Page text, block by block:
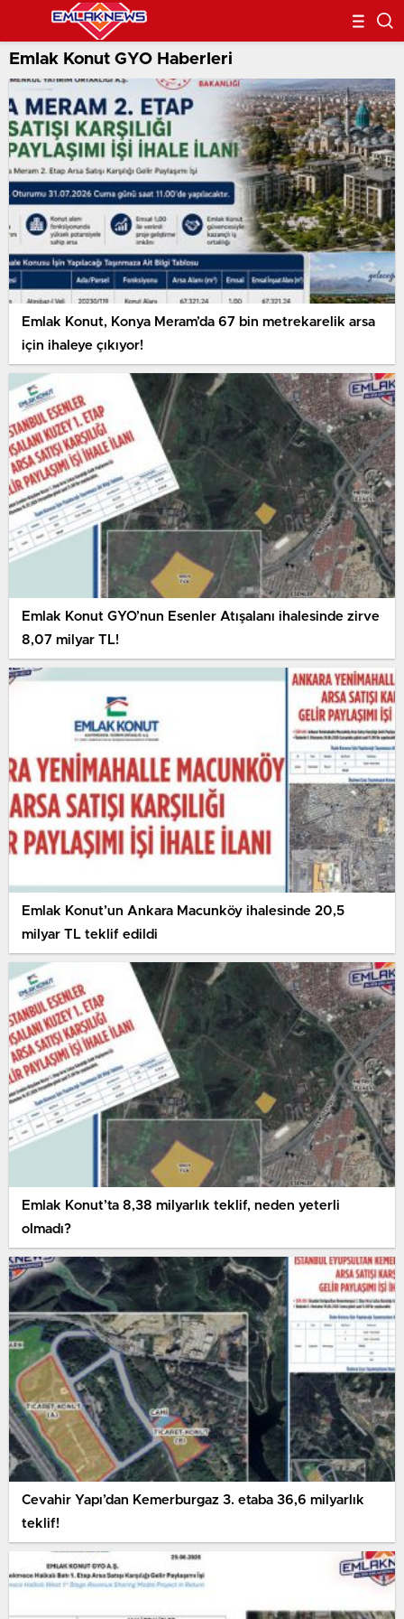
Emlak Konut GYO Haberleri
Emlak Konut, Konya Meram’da 67 bin metrekarelik arsa
için ihaleye çıkıyor!
Emlak Konut GYO’nun Esenler Atışalanı ihalesinde zirve
8,07 milyar TL!
Emlak Konut’un Ankara Macunköy ihalesinde 20,5
milyar TL teklif edildi
Emlak Konut’ta 8,38 milyarlık teklif, neden yeterli
olmadı?
Cevahir Yapı’dan Kemerburgaz 3. etaba 36,6 milyarlık
teklif!